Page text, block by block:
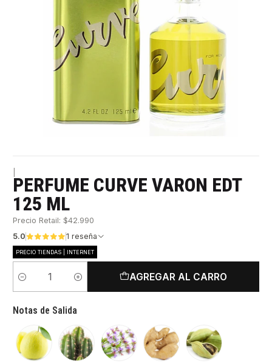
PERFUME CURVE VARON EDT
125 ML
Precio Retail: $42.990
5.0
1 reseña
PRECIO TIENDAS | INTERNET
Cantidad
AGREGAR AL CARRO
Notas de Salida